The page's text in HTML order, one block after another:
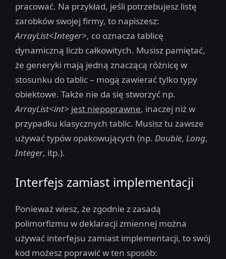
pracować. Na przykład, jeśli potrzebujesz listę
zarobków swojej firmy, to napiszesz:
ArrayList<Integer>, co oznacza tablicę
dynamiczną liczb całkowitych. Musisz pamiętać,
że generyki mają jedną znaczącą różnicę w
stosunku do tablic – mogą zawierać tylko typy
obiektowe. Także nie da się stworzyć np.
ArrayList<int> jest niepoprawne, inaczej niż w
przypadku klasycznych tablic. Musisz tu zawsze
używać typów opakowujących (np. Double, Long,
Integer, itp.).
Interfejs zamiast implementacji
Ponieważ wiesz, że zgodnie z zasadą
polimorfizmu w deklaracji zmiennej można
używać interfejsu zamiast implementacji, to swój
kod możesz poprawić w ten sposób: